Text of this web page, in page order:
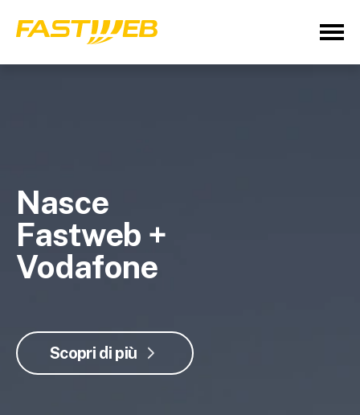
Nasce
Fastweb +
Vodafone
Scopri di più